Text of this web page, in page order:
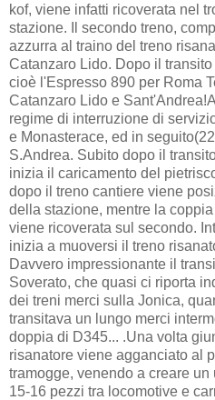
kof, viene infatti ricoverata nel
stazione. Il secondo treno,
azzurra al traino del treno
Catanzaro Lido. Dopo il
cioè l'Espresso 890 per Roma
Catanzaro Lido e
regime di interruzione di
e Monasterace, ed in
S.Andrea. Subito dopo il
inizia il caricamento del
dopo il treno cantiere viene
della stazione, mentre la
viene ricoverata sul secondo.
inizia a muoversi il treno
Davvero impressionante il
Soverato, che quasi ci riporta
dei treni merci sulla Jonica,
transitava un lungo merci
doppia di D345... .Una volta
risanatore viene agganciato al
tramogge, venendo a creare
15-16 pezzi tra locomotive e